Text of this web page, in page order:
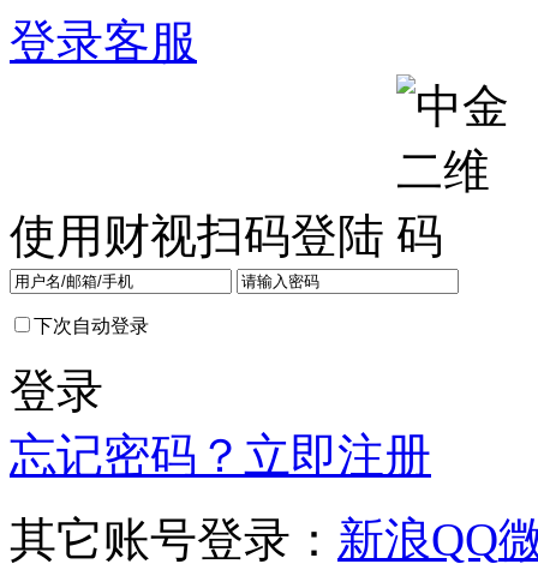
登录客服
使用财视扫码登陆
下次自动登录
登录
忘记密码？ 立即注册
其它账号登录： 新浪QQ